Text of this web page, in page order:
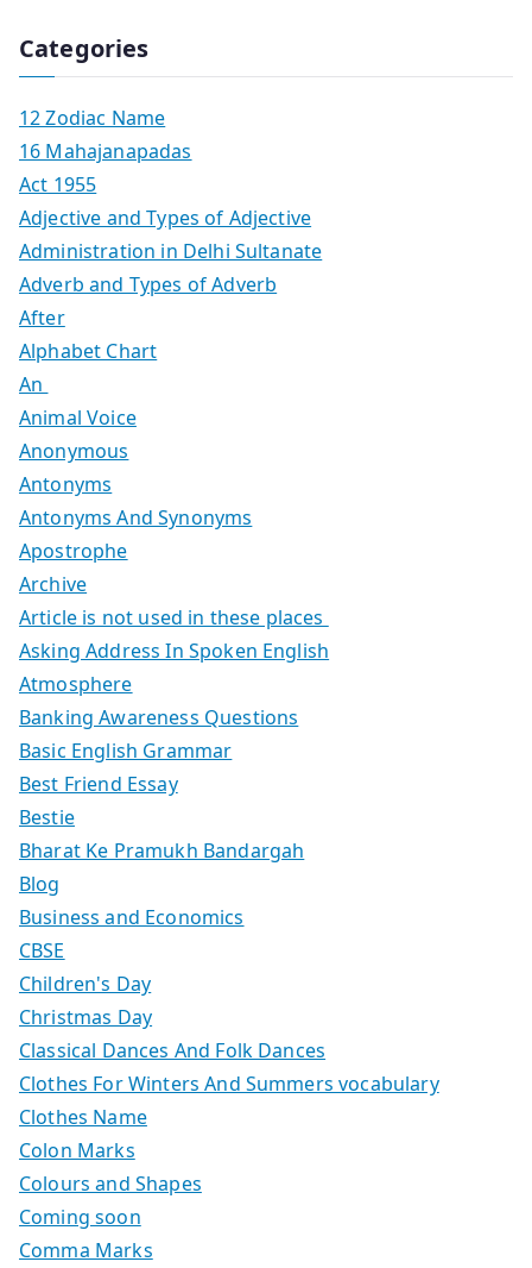
Categories
12 Zodiac Name
16 Mahajanapadas
Act 1955
Adjective and Types of Adjective
Administration in Delhi Sultanate
Adverb and Types of Adverb
After
Alphabet Chart
An
Animal Voice
Anonymous
Antonyms
Antonyms And Synonyms
Apostrophe
Archive
Article is not used in these places
Asking Address In Spoken English
Atmosphere
Banking Awareness Questions
Basic English Grammar
Best Friend Essay
Bestie
Bharat Ke Pramukh Bandargah
Blog
Business and Economics
CBSE
Children's Day
Christmas Day
Classical Dances And Folk Dances
Clothes For Winters And Summers vocabulary
Clothes Name
Colon Marks
Colours and Shapes
Coming soon
Comma Marks